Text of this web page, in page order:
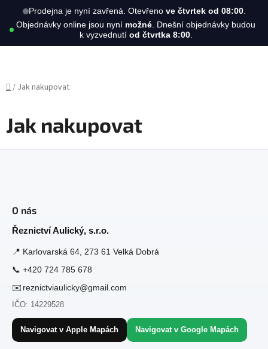
Prodejna je nyní zavřená. Otevřeno ve čtvrtek od 08:00.
Objednávky online jsou nyní možné . Dnešní objednávky budou
k vyzvednutí od čtvrtka 8:00.
Hledat
KOŠÍK
Domů
/ Jak nakupovat
Jak nakupovat
O nás
Řeznictví Aulický, s.r.o.
📍 Karlovarská 64, 273 61 Velká Dobrá
📞 +420 724 785 678
✉️ reznictviaulicky@gmail.com
IČO: 14229528
Navigovat v Apple Mapách Navigovat v Google Mapách